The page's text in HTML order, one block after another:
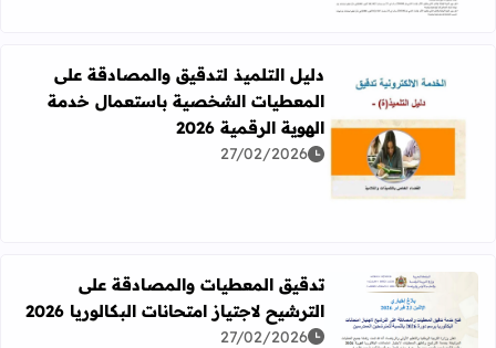
اقرأ المزيد عن دليل التلميذ لتدقيق والمصادقة على
دليل التلميذ لتدقيق والمصادقة على
المعطيات الشخصية باستعمال خدمة
الهوية الرقمية 2026
27/02/2026
اقرأ المزيد عن تدقيق المعطيات والمصادقة على الترشيح لاجتياز
تدقيق المعطيات والمصادقة على
الترشيح لاجتياز امتحانات البكالوريا 2026
27/02/2026